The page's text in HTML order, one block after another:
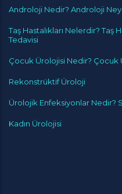
Androloji Nedir? Androloji
Taş Hastalıkları Nelerdir? Taş
Tedavisi
Çocuk Ürolojisi Nedir? Çocuk
Rekonstrüktif Üroloji
Ürolojik Enfeksiyonlar Nedir?
Kadın Ürolojisi